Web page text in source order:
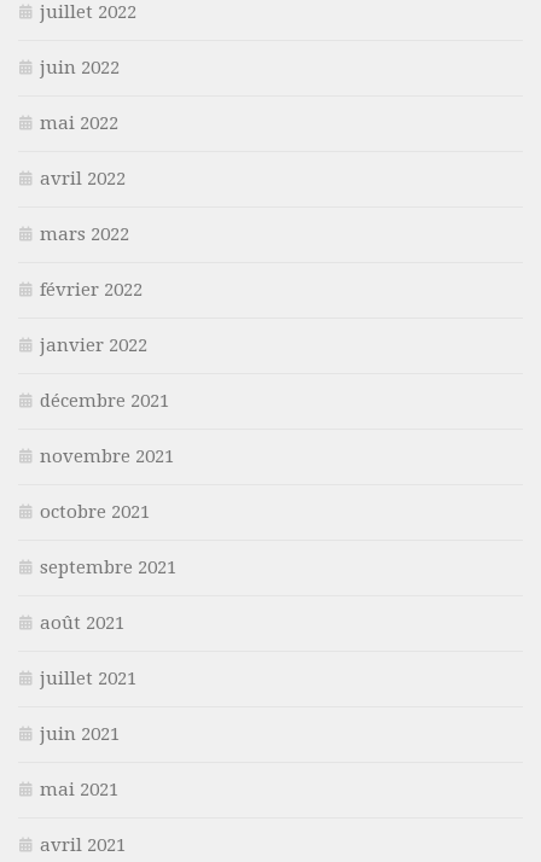
juillet 2022
juin 2022
mai 2022
avril 2022
mars 2022
février 2022
janvier 2022
décembre 2021
novembre 2021
octobre 2021
septembre 2021
août 2021
juillet 2021
juin 2021
mai 2021
avril 2021